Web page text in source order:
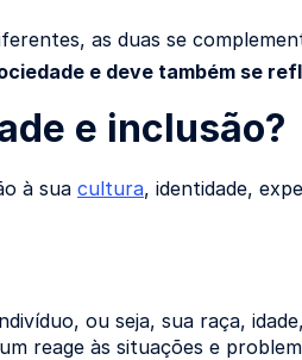
as duas se
e deve também se
e inclusão?
à sua cultura, identidade,
ou seja, sua raça,
reage às situações e